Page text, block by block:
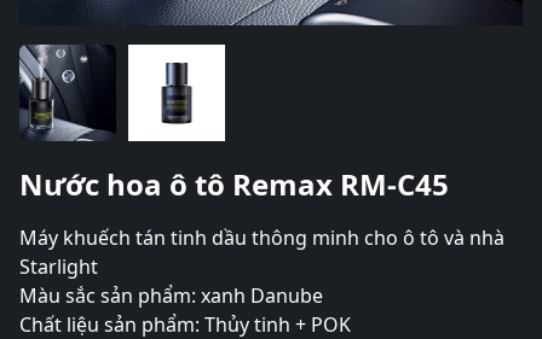
Nước hoa ô tô Remax RM-C45
Máy khuếch tán tinh dầu thông minh cho ô tô và nhà
Starlight
Màu sắc sản phẩm: xanh Danube
Chất liệu sản phẩm: Thủy tinh + POK